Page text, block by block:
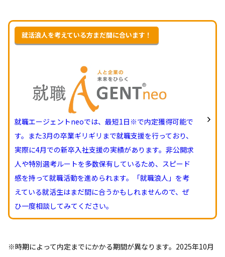
就活浪人を考えている方まだ間に合います！
就職エージェントneoでは、最短1日※で内定獲得可能で
す。また3月の卒業ギリギリまで就職支援を行っており、
実際に4月での新卒入社支援の実績があります。非公開求
人や特別選考ルートを多数保有しているため、スピード
感を持って就職活動を進められます。「就職浪人」を考
えている就活生はまだ間に合うかもしれませんので、ぜ
ひ一度相談してみてください。
※時期によって内定までにかかる期間が異なります。2025年10月